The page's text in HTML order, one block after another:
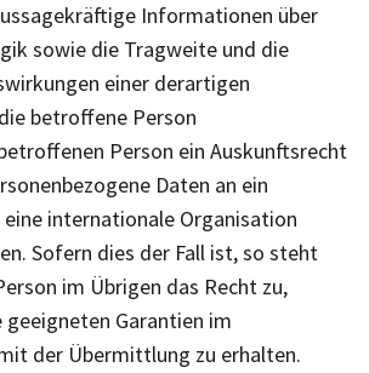
Informationen über
sowie die Tragweite und die
einer derartigen
betroffene Person
Person ein Auskunftsrecht
Daten an ein
internationale Organisation
Sofern dies der Fall ist, so steht
im Übrigen das Recht zu,
Garantien im
der Übermittlung zu erhalten.